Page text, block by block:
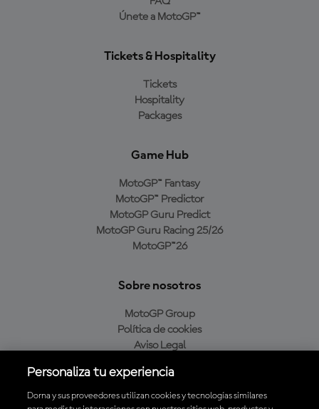
Únete a MotoGP™
Tickets & Hospitality
Tickets
Hospitality
Packages
Game Hub
MotoGP™ Fantasy
MotoGP™ Predictor
MotoGP Guru Predict
MotoGP Guru Racing 25/26
MotoGP™26
Sobre nosotros
MotoGP Group
Política de cookies
Aviso Legal
Política de compra
Personaliza tu experiencia
Dorna y sus proveedores utilizan cookies y tecnologías similares